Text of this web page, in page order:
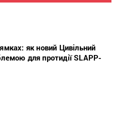
як новий Цивільний
для протидії SLAPP-